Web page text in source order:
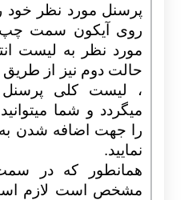
پرسنل مورد نظر خود
روی آیکون سمت چپ
مورد نظر به لیست
حالت دوم نیز از
، لیست کلی پرسنل
میگردد و شما
را جهت اضافه شدن به
نمایید.
همانطور که در
مشخص است لازم